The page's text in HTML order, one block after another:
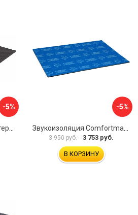
-5% -5%
3 950 руб. 3 753 руб.
В КОРЗИНУ